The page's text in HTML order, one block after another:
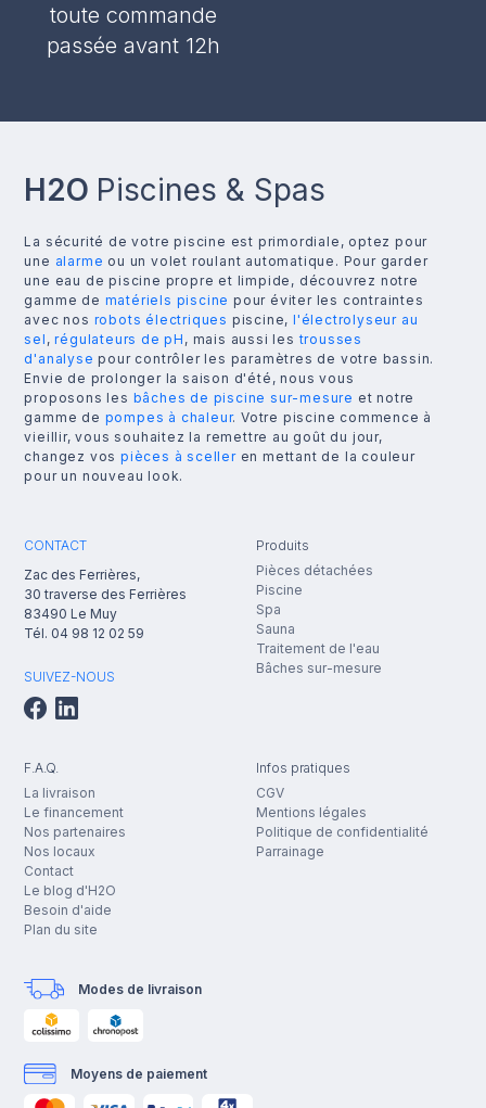
toute commande
passée avant 12h
H2O Piscines & Spas
La sécurité de votre piscine est primordiale, optez pour
une alarme ou un volet roulant automatique. Pour garder
une eau de piscine propre et limpide, découvrez notre
gamme de matériels piscine pour éviter les contraintes
avec nos robots électriques piscine, l'électrolyseur au
sel ,régulateurs de pH , mais aussi lestrousses
d'analyse pour contrôler les paramètres de votre bassin.
Envie de prolonger la saison d'été, nous vous
proposons les bâches de piscine sur-mesure et notre
gamme de pompes à chaleur. Votre piscine commence à
vieillir, vous souhaitez la remettre au goût du jour,
changez vos pièces à scelleren mettant de la couleur
pour un nouveau look.
CONTACT
Zac des Ferrières,
30 traverse des Ferrières
83490 Le Muy
Tél. 04 98 12 02 59
SUIVEZ-NOUS
Produits
Pièces détachées
Piscine
Spa
Sauna
Traitement de l'eau
Bâches sur-mesure
F.A.Q.
La livraison
Le financement
Nos partenaires
Nos locaux
Contact
Le blog d'H2O
Besoin d'aide
Plan du site
Infos pratiques
CGV
Mentions légales
Politique de confidentialité
Parrainage
Modes de livraison
Moyens de paiement